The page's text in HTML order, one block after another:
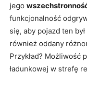
jego
funkcjonalność
się, aby pojazd ten
również oddany
Przykład? Możliwość
ładunkowej w strefę